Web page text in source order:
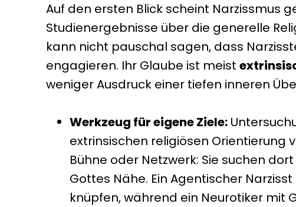
Auf den ersten Blick scheint Narzissmus
Studienergebnisse über die generelle
kann nicht pauschal sagen, dass
engagieren. Ihr Glaube ist meist
weniger Ausdruck einer tiefen inneren
Werkzeug für eigene Ziele:
extrinsischen religiösen Orientierung
Bühne oder Netzwerk: Sie suchen
Gottes Nähe. Ein Agentischer
knüpfen, während ein Neurotiker mit